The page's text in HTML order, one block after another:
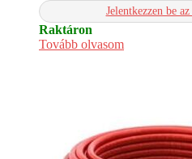
Jelentkezzen be
Raktáron
Tovább olvasom